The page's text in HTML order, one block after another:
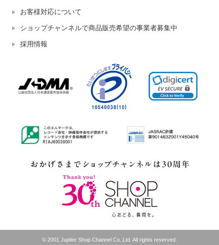
お客様対応について
ショップチャンネルで商品販売希望の事業者募集中
採用情報
© 2001 Jupiter Shop Channel Co.,Ltd. All rights reserved.